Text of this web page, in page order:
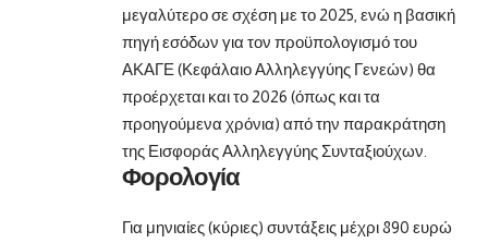
μεγαλύτερο σε σχέση με το 2025, ενώ η βασική
πηγή εσόδων για τον προϋπολογισμό του
ΑΚΑΓΕ (Κεφάλαιο Αλληλεγγύης Γενεών) θα
προέρχεται και το 2026 (όπως και τα
προηγούμενα χρόνια) από την παρακράτηση
της Εισφοράς Αλληλεγγύης Συνταξιούχων.
Φορολογία
Για μηνιαίες (κύριες) συντάξεις μέχρι 890 ευρώ